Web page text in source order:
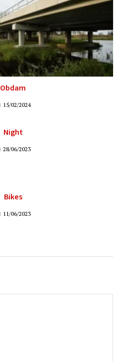
Obdam
15/02/2024
Night
28/06/2023
Bikes
11/06/2023